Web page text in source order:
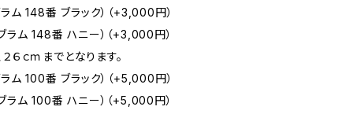
148番 ブラック）（+3,000円）
ム 148番 ハニー）（+3,000円）
６ｃｍまでとなります。
100番 ブラック）（+5,000円）
ム 100番 ハニー）（+5,000円）